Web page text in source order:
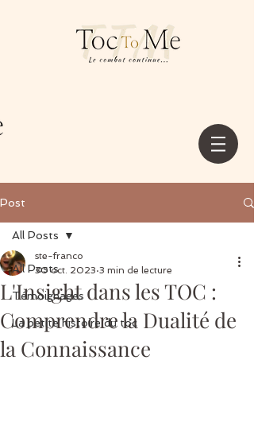
Post
All Posts
Témoignages
La petite histoire du toc
All Posts
L'Insight dans les TOC :
Comprendre la Dualité de
la Connaissance
ste-franco
30 oct. 2023 3 min de lecture